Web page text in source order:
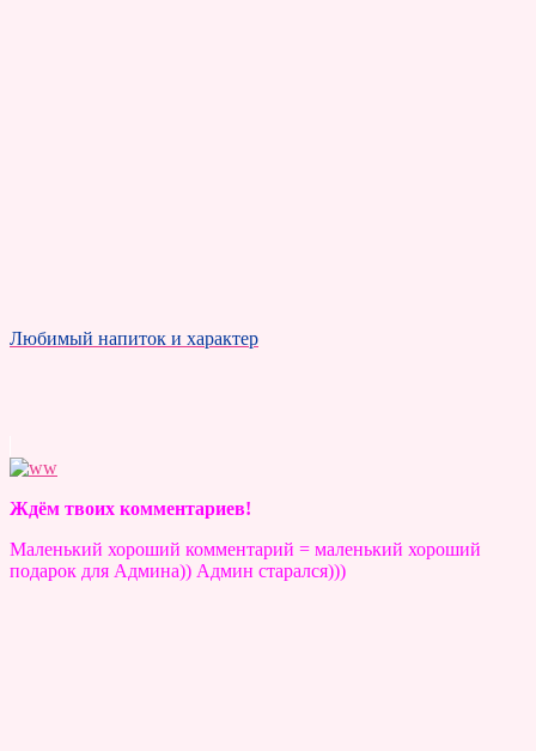
Любимый напиток и характер
Ждём твоих комментариев!
Маленький хороший комментарий = маленький хороший
подарок для Админа)) Админ старался)))